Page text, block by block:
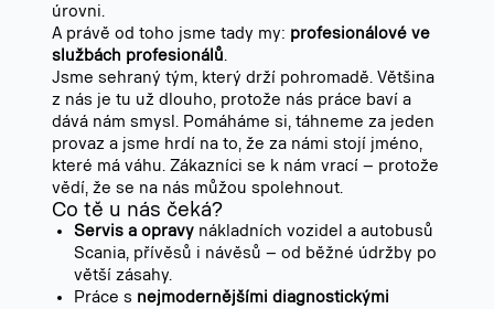
úrovni.
A právě od toho jsme tady my: profesionálové ve
službách profesionálů.
Jsme sehraný tým, který drží pohromadě. Většina
z nás je tu už dlouho, protože nás práce baví a
dává nám smysl. Pomáháme si, táhneme za jeden
provaz a jsme hrdí na to, že za námi stojí jméno,
které má váhu. Zákazníci se k nám vrací – protože
vědí, že se na nás můžou spolehnout.
Co tě u nás čeká?
Servis a opravy nákladních vozidel a autobusů
Scania, přívěsů i návěsů – od běžné údržby po
větší zásahy.
Práce s nejmodernějšími diagnostickými